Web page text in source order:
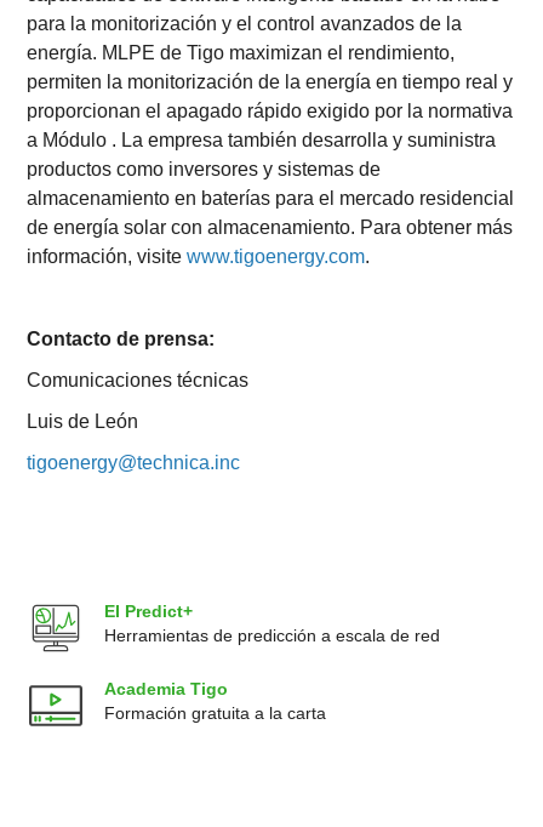
EI Predict+
Herramientas de predicción a escala de red
Academia Tigo
Formación gratuita a la carta
para la monitorización y el control avanzados de la
energía. MLPE de Tigo maximizan el rendimiento,
permiten la monitorización de la energía en tiempo real y
proporcionan el apagado rápido exigido por la normativa
a Módulo . La empresa también desarrolla y suministra
productos como inversores y sistemas de
almacenamiento en baterías para el mercado residencial
de energía solar con almacenamiento. Para obtener más
información, visitewww.tigoenergy.com.
Contacto de prensa:
Comunicaciones técnicas
Luis de León
tigoenergy@technica.inc